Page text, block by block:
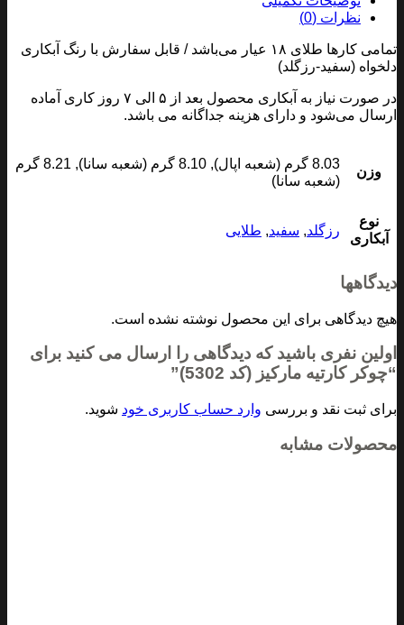
نظرات (0)
تمامی کارها طلای ۱۸ عیار می‌باشد / قابل سفارش با رنگ آبکاری
دلخواه (سفید-رزگلد)
در صورت نیاز به آبکاری محصول بعد از ۵ الی ۷ روز کاری آماده
ارسال می‌شود و دارای هزینه جداگانه می باشد.
وزن
8.03 گرم (شعبه اپال), 8.10 گرم (شعبه سانا), 8.21 گرم
(شعبه سانا)
نوع
آبکاری
رزگلد, سفید, طلایی
دیدگاهها
هیچ دیدگاهی برای این محصول نوشته نشده است.
اولین نفری باشید که دیدگاهی را ارسال می کنید برای
“چوکر کارتیه مارکیز (کد 5302)”
برای ثبت نقد و بررسی وارد حساب کاربری خود شوید.
محصولات مشابه